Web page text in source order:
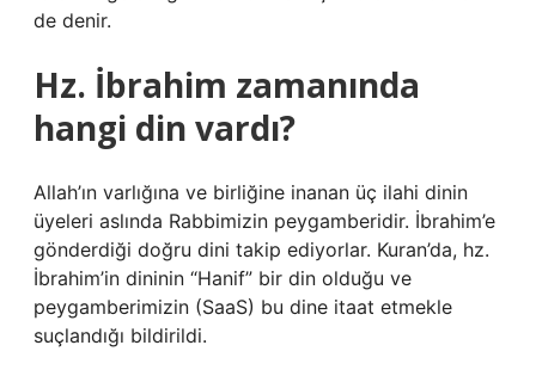
de denir.
Hz. İbrahim zamanında
hangi din vardı?
Allah’ın varlığına ve birliğine inanan üç ilahi dinin
üyeleri aslında Rabbimizin peygamberidir. İbrahim’e
gönderdiği doğru dini takip ediyorlar. Kuran’da, hz.
İbrahim’in dininin “Hanif” bir din olduğu ve
peygamberimizin (SaaS) bu dine itaat etmekle
suçlandığı bildirildi.